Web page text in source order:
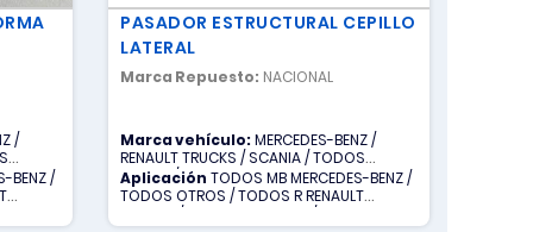
/
BENZ /
V
PASADOR ESTRUCTURAL CEPILLO
LATERAL
Marca Repuesto: NACIONAL
Marca vehículo:MERCEDES-BENZ /
RENAULT TRUCKS / SCANIA / TODOS
OTROS / VOLVO
Aplicación TODOS MB MERCEDES-BENZ /
TODOS OTROS / TODOS R RENAULT
TRUCKS / TODOS S SCANIA / TODOS V